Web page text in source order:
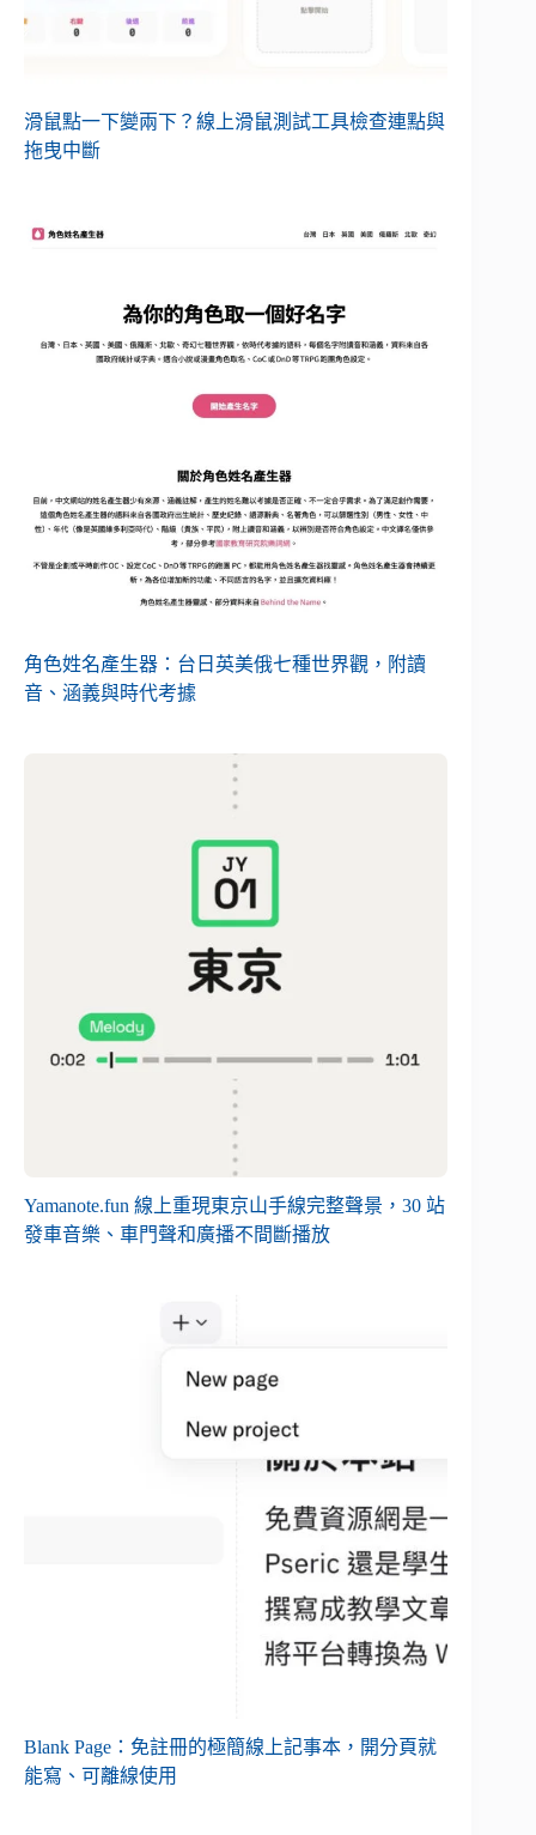
滑鼠點一下變兩下？線上滑鼠測試工具檢查連點與
拖曳中斷
角色姓名產生器：台日英美俄七種世界觀，附讀
音、涵義與時代考據
Yamanote.fun 線上重現東京山手線完整聲景，30 站
發車音樂、車門聲和廣播不間斷播放
Blank Page：免註冊的極簡線上記事本，開分頁就
能寫、可離線使用